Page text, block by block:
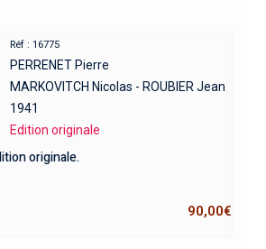
Réf : 16775
PERRENET Pierre
MARKOVITCH Nicolas - ROUBIER Jean
1941
Edition originale
originale.
90,00€